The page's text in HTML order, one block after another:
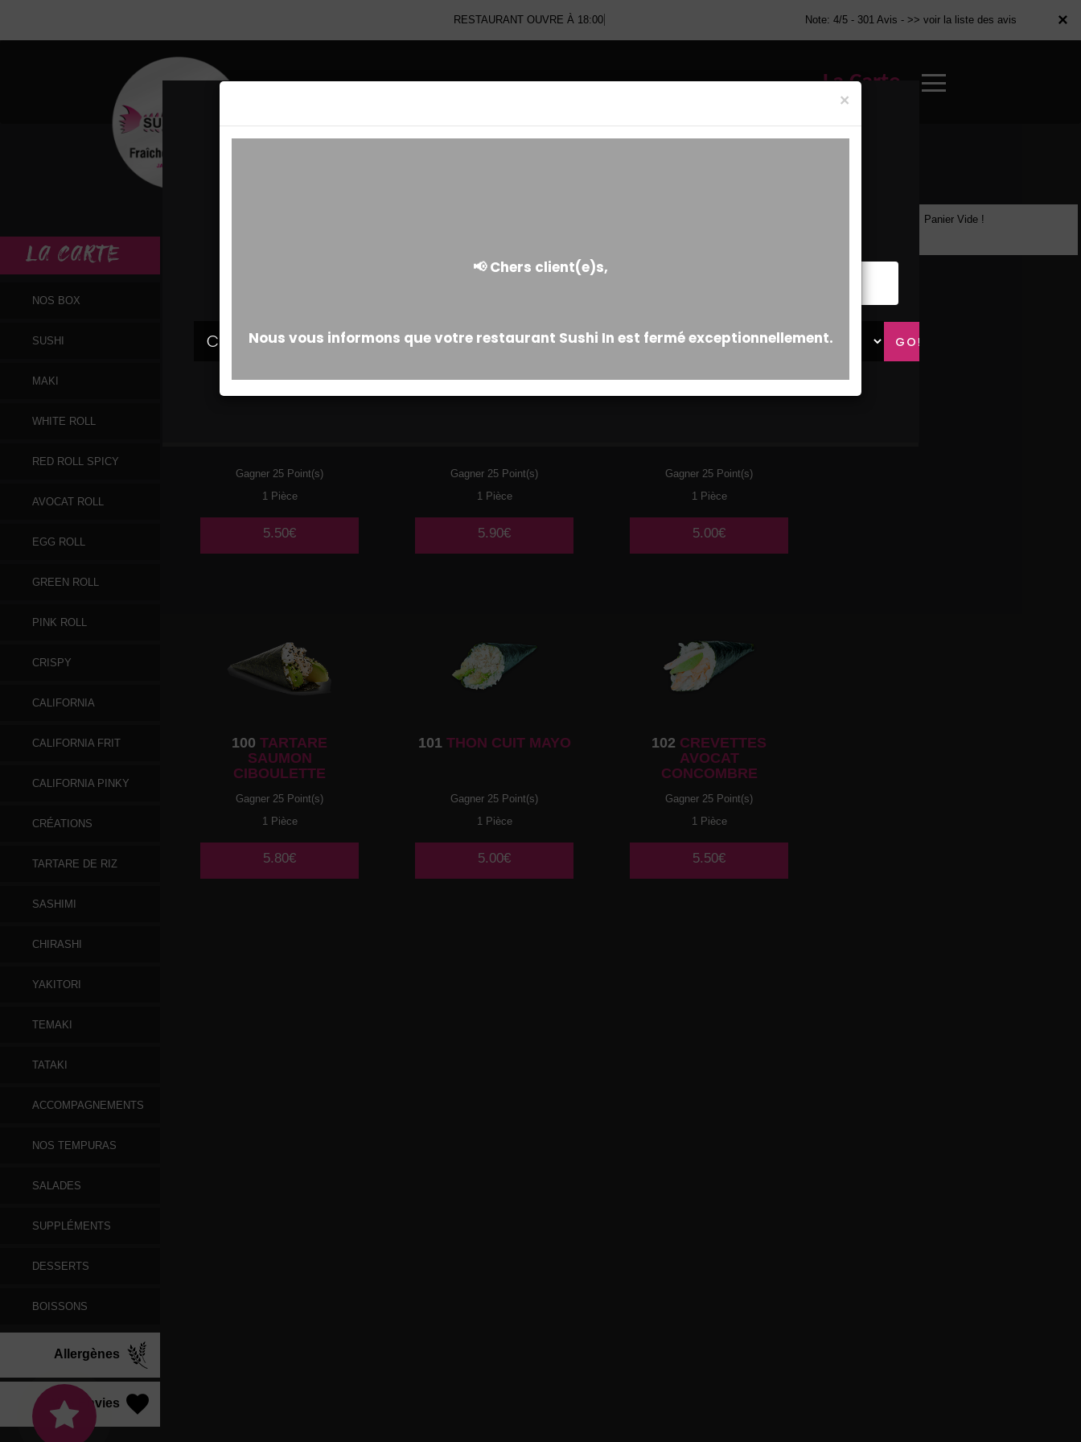
×
RESTAURANT OUVRE À 18:00 Note: 4/5 - 301 Avis - >> voir la liste des avis
La Carte
×
LA CARTE
NOS BOX
SUSHI
MAKI
WHITE ROLL
RED ROLL SPICY
AVOCAT ROLL
EGG ROLL
GREEN ROLL
PINK ROLL
CRISPY
CALIFORNIA
CALIFORNIA FRIT
CALIFORNIA PINKY
CRÉATIONS
TARTARE DE RIZ
SASHIMI
CHIRASHI
YAKITORI
TEMAKI
TATAKI
ACCOMPAGNEMENTS
NOS TEMPURAS
SALADES
SUPPLÉMENTS
DESSERTS
BOISSONS
Allergènes
Vos Envies
Gagner 25 Point(s)
1 Pièce
5.50€
Gagner 25 Point(s)
1 Pièce
5.90€
Gagner 25 Point(s)
1 Pièce
5.00€
100 TARTARE
SAUMON
CIBOULETTE
Gagner 25 Point(s)
1 Pièce
5.80€
101THON CUIT MAYO
Gagner 25 Point(s)
1 Pièce
5.00€
102 CREVETTES
AVOCAT
CONCOMBRE
Gagner 25 Point(s)
1 Pièce
5.50€
Panier Vide !
×